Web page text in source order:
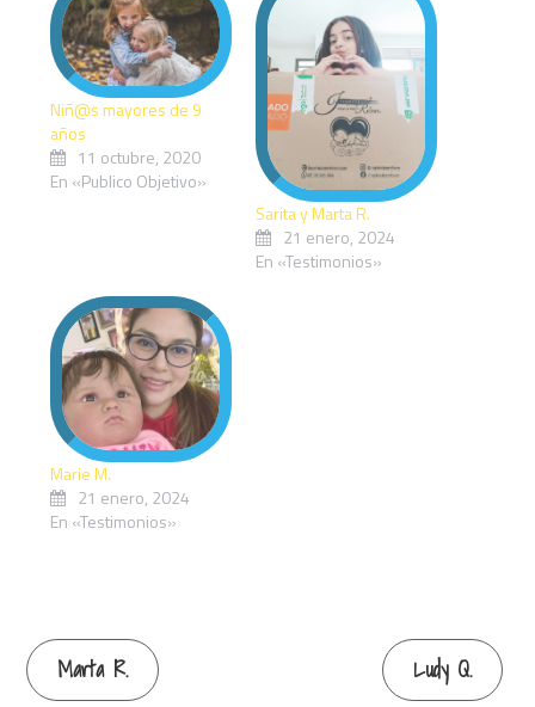
Niñ@s mayores de 9
años
11 octubre, 2020
En «Publico Objetivo»
Sarita y Marta R.
21 enero, 2024
En «Testimonios»
Marie M.
21 enero, 2024
En «Testimonios»
Continue
Marta R. Ludy Q.